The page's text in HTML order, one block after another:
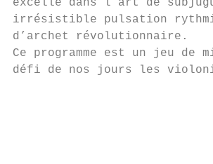
excellé dans l’art de
irrésistible pulsation
d’archet révolutionnaire.
Ce programme est un jeu de
défi de nos jours les